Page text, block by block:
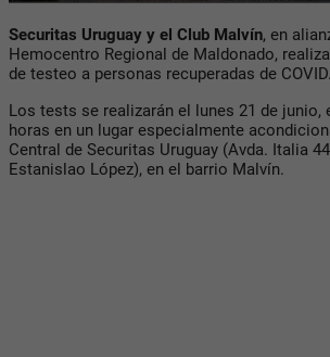
Securitas Uruguay y el Club Malvín, en
Hemocentro Regional de Maldonado,
de testeo a personas recuperadas de COVID.
Los tests se realizarán el lunes 21 de junio,
horas en un lugar especialmente
Central de Securitas Uruguay (Avda. Italia
Estanislao López), en el barrio Malvín.